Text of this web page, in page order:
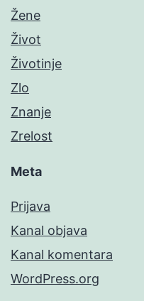
Žene
Život
Životinje
Zlo
Znanje
Zrelost
Meta
Prijava
Kanal objava
Kanal komentara
WordPress.org